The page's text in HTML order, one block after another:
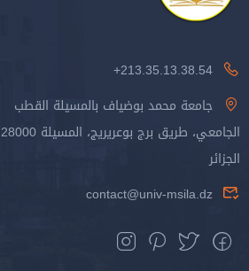
213.35.13.38.54+
جامعة محمد بوضياف بالمسيلة القطب
الجامعي، طريق برج بوعريريج، المسيلة 28000
الجزائر
contact@univ-msila.dz